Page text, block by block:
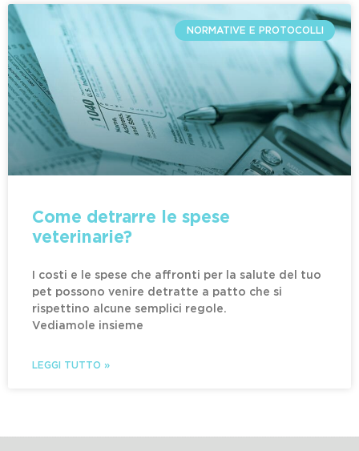
NORMATIVE E PROTOCOLLI
Come detrarre le spese
veterinarie?
I costi e le spese che affronti per la salute del tuo
pet possono venire detratte a patto che si
rispettino alcune semplici regole.
Vediamole insieme
LEGGI TUTTO »